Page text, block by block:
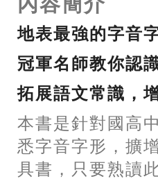
地表最強的字音
冠軍名師教你認
拓展語文常識，
本書是針對國高
悉字音字形，擴
具書，只要熟讀